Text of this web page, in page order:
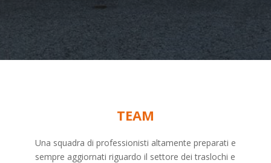
TEAM
Una squadra di professionisti altamente preparati e
sempre aggiornati riguardo il settore deitraslochi e